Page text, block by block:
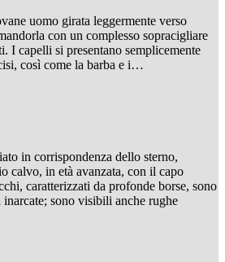
uomo girata leggermente verso
con un complesso sopracigliare
I capelli si presentano semplicemente
così come la barba e i…
in corrispondenza dello sterno,
calvo, in età avanzata, con il capo
caratterizzati da profonde borse, sono
sono visibili anche rughe